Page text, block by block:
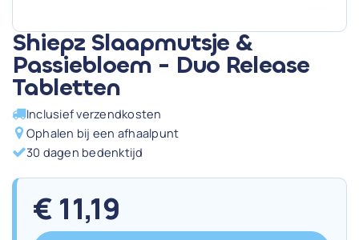
Shiepz Slaapmutsje &
Passiebloem - Duo Release
Tabletten
Inclusief verzendkosten
Ophalen bij een afhaalpunt
30 dagen bedenktijd
€ 11,19